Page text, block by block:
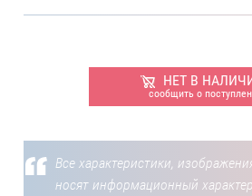
НЕТ В
сообщить о
Все характеристики,
носят информационный